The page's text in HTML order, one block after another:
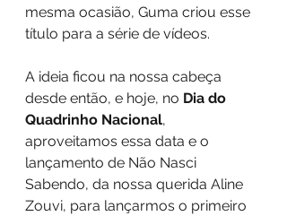
mesma ocasião, Guma criou esse
título para a série de vídeos.
A ideia ficou na nossa cabeça
desde então, e hoje, no Dia do
Quadrinho Nacional,
aproveitamos essa data e o
lançamento de Não Nasci
Sabendo, da nossa querida Aline
Zouvi, para lançarmos o primeiro